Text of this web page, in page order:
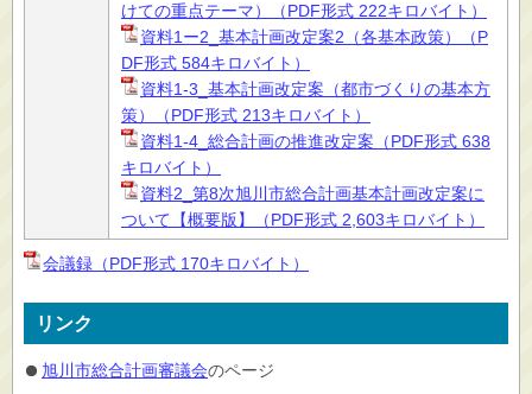
けての重点テーマ）（PDF形式 222キロバイト）
資料1ー2_基本計画改定案2（各基本政策）（P
DF形式 584キロバイト）
資料1-3_基本計画改定案（都市づくりの基本方
策）（PDF形式 213キロバイト）
資料1-4_総合計画の推進改定案（PDF形式 638
キロバイト）
資料2_第8次旭川市総合計画基本計画改定案に
ついて【概要版】（PDF形式 2,603キロバイト）
会議録（PDF形式 170キロバイト）
リンク
旭川市総合計画審議会のページ